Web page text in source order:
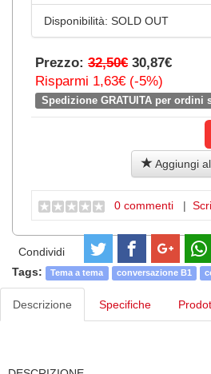
Disponibilità: SOLD OUT
Prezzo: 32,50€ 30,87€
Risparmi 1,63€ (-5%)
Spedizione GRATUITA per ordini
Aggiungi
0 commenti |
Condividi
Tags:
Tema a tema conversazione B1
Descrizione Specifiche